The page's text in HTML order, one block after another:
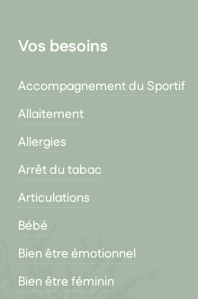
Vos besoins
Accompagnement du Sportif
Allaitement
Allergies
Arrêt du tabac
Articulations
Bébé
Bien être émotionnel
Bien être féminin